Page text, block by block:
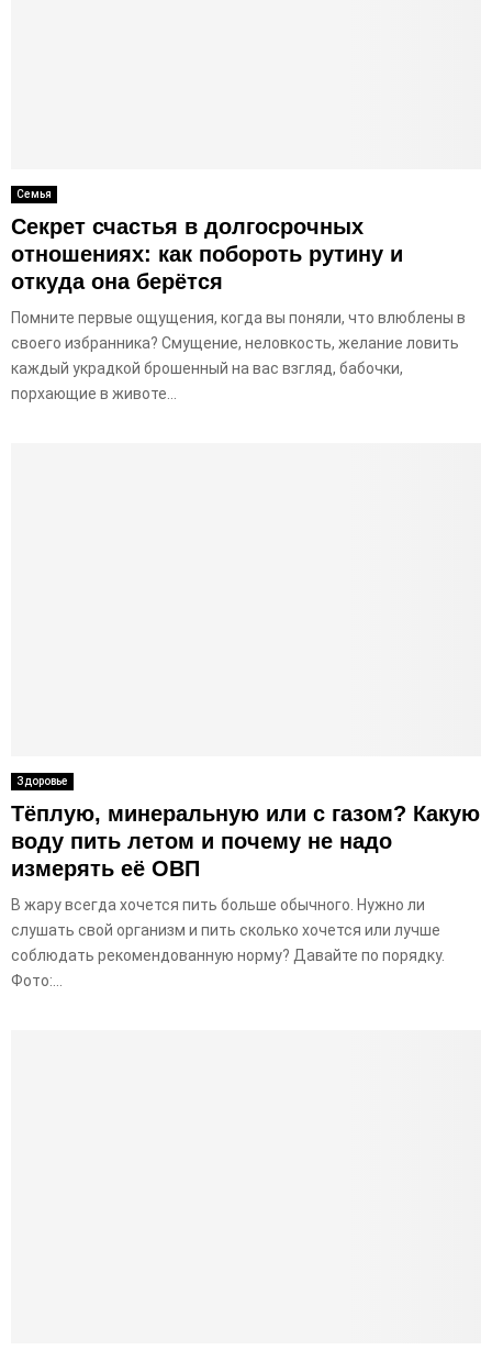
Семья
Секрет счастья в долгосрочных
отношениях: как побороть рутину и
откуда она берётся
Помните первые ощущения, когда вы поняли, что влюблены в
своего избранника? Смущение, неловкость, желание ловить
каждый украдкой брошенный на вас взгляд, бабочки,
порхающие в животе...
Здоровье
Тёплую, минеральную или с газом? Какую
воду пить летом и почему не надо
измерять её ОВП
В жару всегда хочется пить больше обычного. Нужно ли
слушать свой организм и пить сколько хочется или лучше
соблюдать рекомендованную норму? Давайте по порядку.
Фото:...